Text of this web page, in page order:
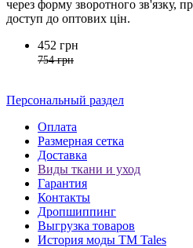
через форму зворотного зв'язку,
доступ до оптових цін.
452 грн
754 грн
Персональный раздел
Оплата
Размерная сетка
Доставка
Виды ткани и уход
Гарантия
Контакты
Дропшиппинг
Выгрузка товаров
История моды ТМ Tales